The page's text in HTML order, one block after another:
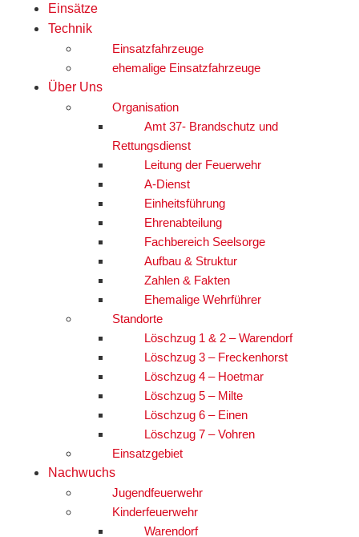
Einsätze
Technik
Einsatzfahrzeuge
ehemalige Einsatzfahrzeuge
Über Uns
Organisation
Amt 37- Brandschutz und
Rettungsdienst
Leitung der Feuerwehr
A-Dienst
Einheitsführung
Ehrenabteilung
Fachbereich Seelsorge
Aufbau & Struktur
Zahlen & Fakten
Ehemalige Wehrführer
Standorte
Löschzug 1 & 2 – Warendorf
Löschzug 3 – Freckenhorst
Löschzug 4 – Hoetmar
Löschzug 5 – Milte
Löschzug 6 – Einen
Löschzug 7 – Vohren
Einsatzgebiet
Nachwuchs
Jugendfeuerwehr
Kinderfeuerwehr
Warendorf